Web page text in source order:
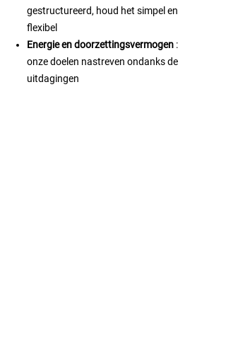
gestructureerd, houd het simpel en
flexibel
Energie en doorzettingsvermogen :
onze doelen nastreven ondanks de
uitdagingen